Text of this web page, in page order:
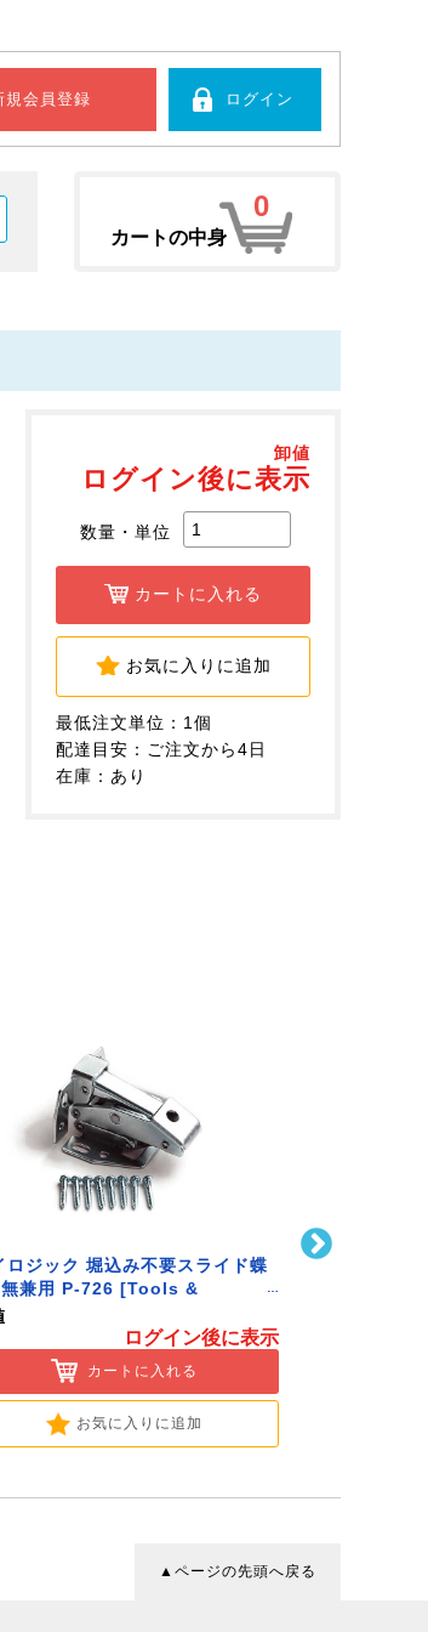
規会員登録 ログイン
カートの中身
0
卸値
ログイン後に表示
数量・単位
カートに入れる
お気に入りに追加
最低注文単位：1個
配達目安：ご注文から4日
在庫：あり
ロジック 堀込み不要スライド蝶
無兼用 P-726 [Tools &
ログイン後に表示
カートに入れる
お気に入りに追加
▲ページの先頭へ戻る